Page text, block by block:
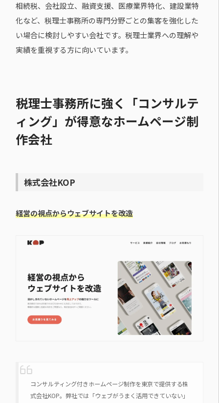
相続税、会社設立、融資支援、医療業界特化、建設業特
化など、税理士事務所の専門分野ごとの集客を強化した
い場合に検討しやすい会社です。税理士業界への理解や
実績を重視する方に向いています。
税理士事務所に強く「コンサルテ
ィング」が得意なホームページ制
作会社
株式会社KOP
経営の視点からウェブサイトを改造
コンサルティング付きホームページ制作を東京で提供する株
式会社KOP。弊社では「ウェブがうまく活用できていない」